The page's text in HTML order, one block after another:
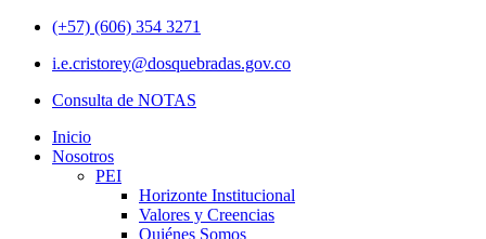
(+57) (606) 354 3271
i.e.cristorey@dosquebradas.gov.co
Consulta de NOTAS
Inicio
Nosotros
PEI
Horizonte Institucional
Valores y Creencias
Quiénes Somos